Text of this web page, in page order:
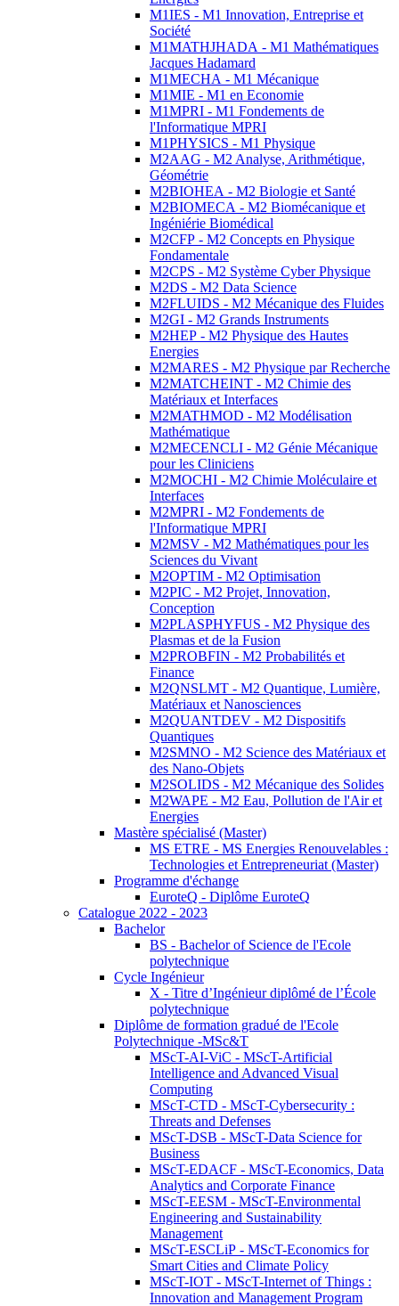
M1IES - M1 Innovation, Entreprise et
Société
M1MATHJHADA - M1 Mathématiques
Jacques Hadamard
M1MECHA - M1 Mécanique
M1MIE - M1 en Economie
M1MPRI - M1 Fondements de
l'Informatique MPRI
M1PHYSICS - M1 Physique
M2AAG - M2 Analyse, Arithmétique,
Géométrie
M2BIOHEA - M2 Biologie et Santé
M2BIOMECA - M2 Biomécanique et
Ingéniérie Biomédical
M2CFP - M2 Concepts en Physique
Fondamentale
M2CPS - M2 Système Cyber Physique
M2DS - M2 Data Science
M2FLUIDS - M2 Mécanique des Fluides
M2GI - M2 Grands Instruments
M2HEP - M2 Physique des Hautes
Energies
M2MARES - M2 Physique par Recherche
M2MATCHEINT - M2 Chimie des
Matériaux et Interfaces
M2MATHMOD - M2 Modélisation
Mathématique
M2MECENCLI - M2 Génie Mécanique
pour les Cliniciens
M2MOCHI - M2 Chimie Moléculaire et
Interfaces
M2MPRI - M2 Fondements de
l'Informatique MPRI
M2MSV - M2 Mathématiques pour les
Sciences du Vivant
M2OPTIM - M2 Optimisation
M2PIC - M2 Projet, Innovation,
Conception
M2PLASPHYFUS - M2 Physique des
Plasmas et de la Fusion
M2PROBFIN - M2 Probabilités et
Finance
M2QNSLMT - M2 Quantique, Lumière,
Matériaux et Nanosciences
M2QUANTDEV - M2 Dispositifs
Quantiques
M2SMNO - M2 Science des Matériaux et
des Nano-Objets
M2SOLIDS - M2 Mécanique des Solides
M2WAPE - M2 Eau, Pollution de l'Air et
Energies
Mastère spécialisé (Master)
MS ETRE - MS Energies Renouvelables :
Technologies et Entrepreneuriat (Master)
Programme d'échange
EuroteQ - Diplôme EuroteQ
Catalogue 2022 - 2023
Bachelor
BS - Bachelor of Science de l'Ecole
polytechnique
Cycle Ingénieur
X - Titre d’Ingénieur diplômé de l’École
polytechnique
Diplôme de formation gradué de l'Ecole
Polytechnique -MSc&T
MScT-AI-ViC - MScT-Artificial
Intelligence and Advanced Visual
Computing
MScT-CTD - MScT-Cybersecurity :
Threats and Defenses
MScT-DSB - MScT-Data Science for
Business
MScT-EDACF - MScT-Economics, Data
Analytics and Corporate Finance
MScT-EESM - MScT-Environmental
Engineering and Sustainability
Management
MScT-ESCLiP - MScT-Economics for
Smart Cities and Climate Policy
MScT-IOT - MScT-Internet of Things :
Innovation and Management Program